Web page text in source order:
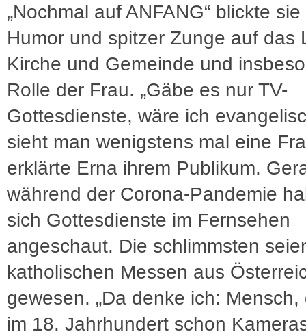
„Nochmal auf ANFANG“ blickte sie
Humor und spitzer Zunge auf das
Kirche und Gemeinde und
Rolle der Frau. „Gäbe es nur TV-
Gottesdienste, wäre ich
sieht man wenigstens mal eine
erklärte Erna ihrem Publikum.
während der Corona-Pandemie
sich Gottesdienste im Fernsehen
angeschaut. Die schlimmsten
katholischen Messen aus
gewesen. „Da denke ich: Mensch,
im 18. Jahrhundert schon